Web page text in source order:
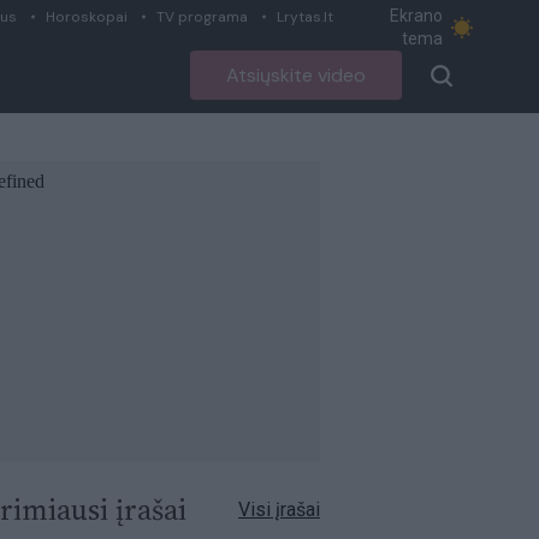
Horoskopai TV programa Lrytas.lt
Ekrano
tema
Atsiųskite video
įrašai Visi įrašai